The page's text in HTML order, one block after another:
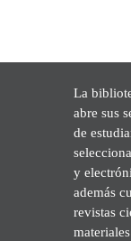
La
abre sus
de
y
además
revistas